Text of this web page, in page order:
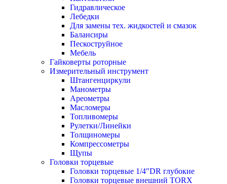
Гидравлическое
Лебедки
Для замены тех. жидкостей и смазок
Балансиры
Пескоструйное
Мебель
Гайковерты роторные
Измерительный инструмент
Штангенциркули
Манометры
Ареометры
Масломеры
Топливомеры
Рулетки/Линейки
Толщиномеры
Компрессометры
Щупы
Головки торцевые
Головки торцевые 1/4"DR глубокие
Головки торцевые внешний TORX